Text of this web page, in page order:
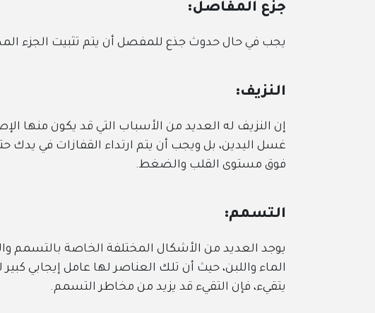
جزع المفاصل:
يجب في حال حدوث جذع للمفصل أن يتم تثبيت الجزء المصاب، ولا
إن النزيف له العديد من الأسباب التي قد يكون منها الإصابة
غسل اليدين، بل ويجب أن يتم ارتداء القفازات في يدك حتى تقوم
فوق مستوى القلب والضغط.
يوجد العديد من الأشكال المختلفة الخاصة بالتسمم والتي منها
الماء واللبن، حيث أن تلك العناصر لها عامل إيجابي كبير
يتقيء، فإن التقيء قد يزيد من مخاطر التسمم.